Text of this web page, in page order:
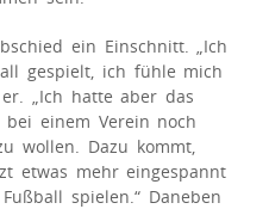
ein Einschnitt. „Ich
gespielt, ich fühle mich
„Ich hatte aber das
einem Verein noch
wollen. Dazu kommt,
etwas mehr eingespannt
spielen.“ Daneben